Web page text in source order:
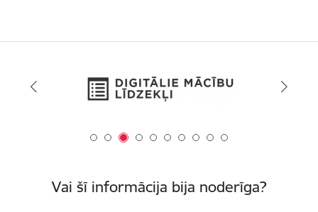
Vai šī informācija bija noderīga?